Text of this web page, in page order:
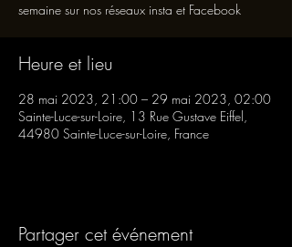
semaine sur nos réseaux insta et Facebook
Heure et lieu
28 mai 2023, 21:00 – 29 mai 2023, 02:00
Sainte-Luce-sur-Loire, 13 Rue Gustave Eiffel,
44980 Sainte-Luce-sur-Loire, France
Partager cet événement